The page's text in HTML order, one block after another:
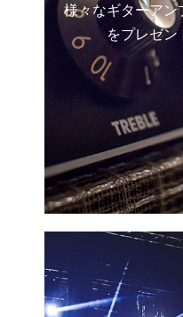
様々なギターア
をプレゼン